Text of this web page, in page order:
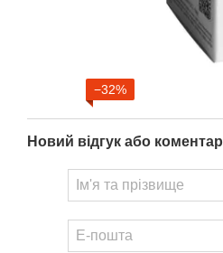
−32%
Новий відгук або коментар